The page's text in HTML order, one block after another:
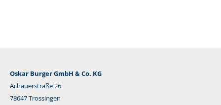
Oskar Burger GmbH & Co. KG
Achauerstraße 26
78647 Trossingen